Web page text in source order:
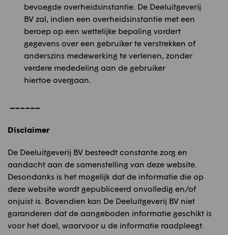
bevoegde overheidsinstantie. De Deeluitgeverij
BV zal, indien een overheidsinstantie met een
beroep op een wettelijke bepaling vordert
gegevens over een gebruiker te verstrekken of
anderszins medewerking te verlenen, zonder
verdere mededeling aan de gebruiker
hiertoe overgaan.
––––––
Disclaimer
De Deeluitgeverij BV besteedt constante zorg en
aandacht aan de samenstelling van deze website.
Desondanks is het mogelijk dat de informatie die op
deze website wordt gepubliceerd onvolledig en/of
onjuist is. Bovendien kan De Deeluitgeverij BV niet
garanderen dat de aangeboden informatie geschikt is
voor het doel, waarvoor u de informatie raadpleegt.